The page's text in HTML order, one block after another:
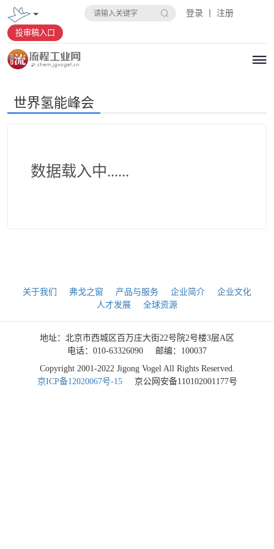
登录 丨 注册
投审稿入口
世界氢能峰会
数据载入中......
关于我们 弗戈之窗 产品与服务 企业简介
企业文化
人才发展
全球资源
地址：北京市西城区百万庄大街22号院2号楼3层A区
电话：010-63326090
邮编：100037
Copyright 2001-2022 Jigong Vogel All Rights Reserved.
京ICP备12020067号-15
京公网安备110102001177号